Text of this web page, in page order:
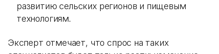
развитию сельских регионов и пищевым
технологиям.
Эксперт отмечает, что спрос на таких